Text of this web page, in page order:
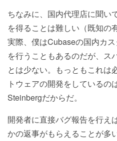
ちなみに、国内代理店に聞い
を得ることは難しい（既知の
実際、僕はCubaseの国内カ
を行うこともあるのだが、ス
とは少ない。もっともこれは
トウェアの開発をしているの
Steinbergだからだ。
開発者に直接バグ報告を行え
かの返事がもらえることが多